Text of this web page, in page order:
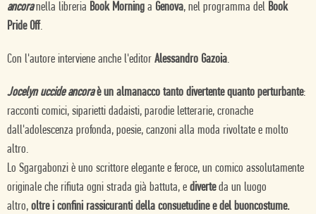
ancoranella libreria Book Morning a Genova, nel programma del Book
Pride Off.
Con l'autore interviene anche l'editor Alessandro Gazoia.
Jocelyn uccide ancoraè un almanacco tanto divertente quanto perturbante:
racconti comici, siparietti dadaisti, parodie letterarie, cronache
dall'adolescenza profonda, poesie, canzoni alla moda rivoltate e molto
altro.
Lo Sgargabonzi è uno scrittore elegante e feroce, un comico assolutamente
originale che rifiuta ogni strada già battuta, e diverteda un luogo
altro, oltre i confini rassicuranti della consuetudine e del buoncostume.